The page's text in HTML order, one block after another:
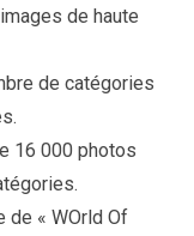
de haute
de catégories
16 000 photos
de « WOrld Of